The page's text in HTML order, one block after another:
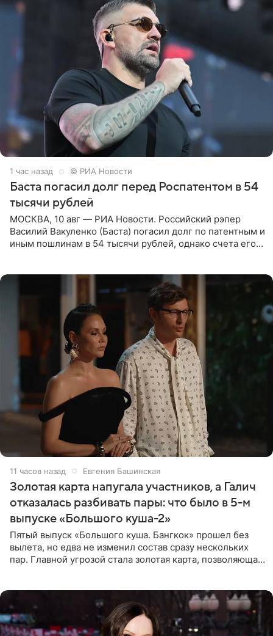
1 час назад © РИА Новости
Баста погасил долг перед Роспатентом в 54
тысячи рублей
МОСКВА, 10 авг — РИА Новости. Российский рэпер
Василий Вакуленко (Баста) погасил долг по патентным и
иным пошлинам в 54 тысячи рублей, однако счета его
11 часов назад Евгения Башинская
Золотая карта напугала участников, а Галич
отказалась разбивать пары: что было в 5-м
выпуске «Большого куша-2»
Пятый выпуск «Большого куша. Бангкок» прошел без
вылета, но едва не изменил состав сразу нескольких
пар. Главной угрозой стала золотая карта, позволяющая